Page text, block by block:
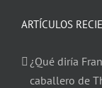
ARTÍCULOS
¿Qué diría
caballero de